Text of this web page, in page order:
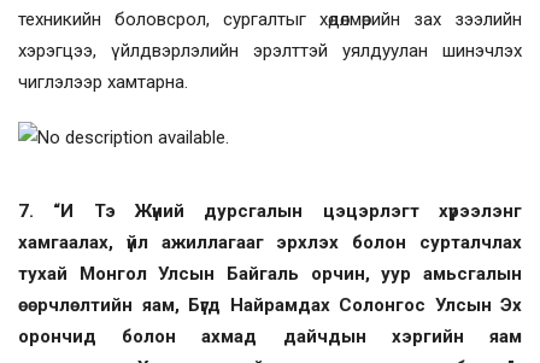
техникийн боловсрол, сургалтыг хөдөлмөрийн зах зээлийн
хэрэгцээ, үйлдвэрлэлийн эрэлттэй уялдуулан шинэчлэх
чиглэлээр хамтарна.
7. “И Тэ Жүний дурсгалын цэцэрлэгт хүрээлэнг
хамгаалах, үйл ажиллагааг эрхлэх болон сурталчлах
тухай Монгол Улсын Байгаль орчин, уур амьсгалын
өөрчлөлтийн яам, Бүгд Найрамдах Солонгос Улсын Эх
орончид болон ахмад дайчдын хэргийн яам